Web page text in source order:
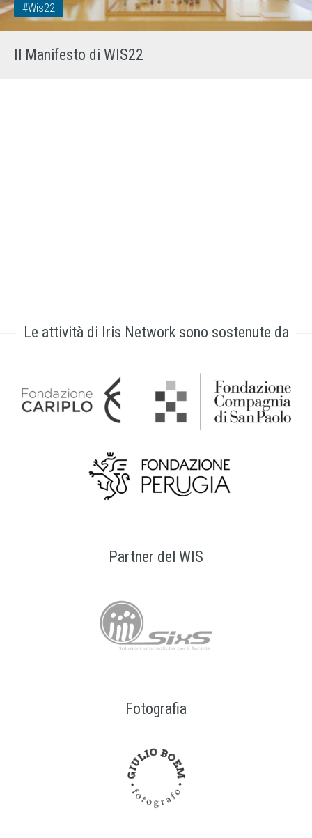
#wis22
Il Manifesto di WIS22
Le attività di Iris Network sono sostenute da
Partner del WIS
Fotografia